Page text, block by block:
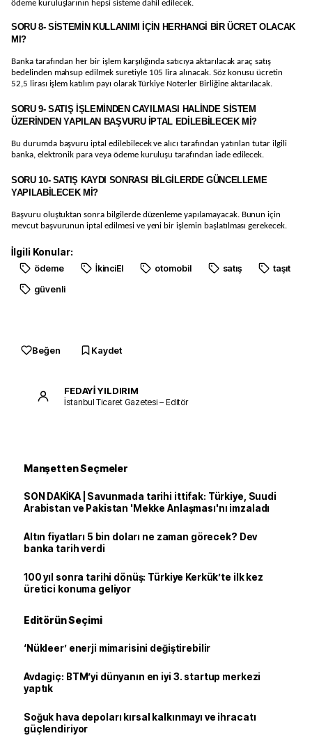
ödeme kuruluşlarının hepsi sisteme dahil edilecek.
SORU 8- SİSTEMİN KULLANIMI İÇİN HERHANGİ BİR ÜCRET OLACAK
MI?
Banka tarafından her bir işlem karşılığında satıcıya aktarılacak araç satış
bedelinden mahsup edilmek suretiyle 105 lira alınacak. Söz konusu ücretin
52,5 lirası işlem katılım payı olarak Türkiye Noterler Birliğine aktarılacak.
SORU 9- SATIŞ İŞLEMİNDEN CAYILMASI HALİNDE SİSTEM
ÜZERİNDEN YAPILAN BAŞVURU İPTAL EDİLEBİLECEK Mİ?
Bu durumda başvuru iptal edilebilecek ve alıcı tarafından yatırılan tutar ilgili
banka, elektronik para veya ödeme kuruluşu tarafından iade edilecek.
SORU 10- SATIŞ KAYDI SONRASI BİLGİLERDE GÜNCELLEME
YAPILABİLECEK Mİ?
Başvuru oluştuktan sonra bilgilerde düzenleme yapılamayacak. Bunun için
mevcut başvurunun iptal edilmesi ve yeni bir işlemin başlatılması gerekecek.
İlgili Konular:
ödeme İkinciEl otomobil satış
taşıt
güvenli
Beğen Kaydet
FEDAYİ YILDIRIM
İstanbul Ticaret Gazetesi – Editör
Manşetten Seçmeler
SON DAKİKA | Savunmada tarihi ittifak: Türkiye, Suudi
Arabistan ve Pakistan 'Mekke Anlaşması'nı imzaladı
Altın fiyatları 5 bin doları ne zaman görecek? Dev
banka tarih verdi
100 yıl sonra tarihi dönüş: Türkiye Kerkük’te ilk kez
üretici konuma geliyor
Editörün Seçimi
‘Nükleer’ enerji mimarisini değiştirebilir
Avdagiç: BTM’yi dünyanın en iyi 3. startup merkezi
yaptık
Soğuk hava depoları kırsal kalkınmayı ve ihracatı
güçlendiriyor